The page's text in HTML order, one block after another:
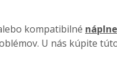
kompatibilné
U nás kúpite